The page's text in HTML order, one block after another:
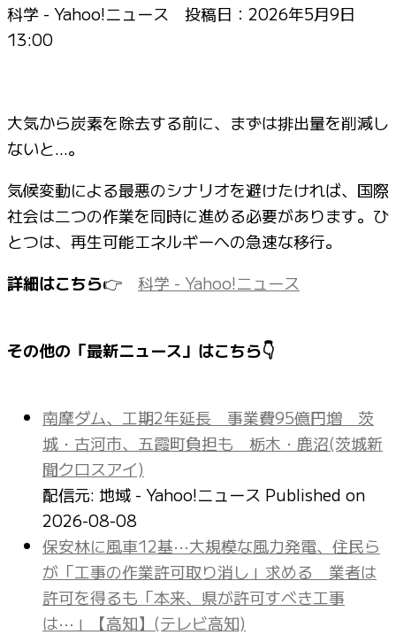
科学 - Yahoo!ニュース 投稿日： 2026年5月9日
13:00
大気から炭素を除去する前に、まずは排出量を削減し
ないと…。
気候変動による最悪のシナリオを避けたければ、国際
社会は二つの作業を同時に進める必要があります。ひ
とつは、再生可能エネルギーへの急速な移行。
詳細はこちら👉 科学 - Yahoo!ニュース
その他の「最新ニュース」はこちら👇
南摩ダム、工期2年延長 事業費95億円増 茨
城・古河市、五霞町負担も 栃木・鹿沼(茨城新
聞クロスアイ)
配信元: 地域 - Yahoo!ニュース Published on
2026-08-08
保安林に風車12基⋯大規模な風力発電、住民ら
が「工事の作業許可取り消し」求める 業者は
許可を得るも「本来、県が許可すべき工事
は⋯」【高知】(テレビ高知)